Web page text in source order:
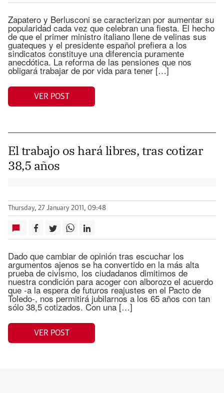
Zapatero y Berlusconi se caracterizan por aumentar su
popularidad cada vez que celebran una fiesta. El hecho
de que el primer ministro italiano llene de velinas sus
guateques y el presidente español prefiera a los
sindicatos constituye una diferencia puramente
anecdótica. La reforma de las pensiones que nos
obligará trabajar de por vida para tener […]
VER POST
El trabajo os hará libres, tras cotizar
38,5 años
Thursday, 27 January 2011, 09:48
Dado que cambiar de opinión tras escuchar los
argumentos ajenos se ha convertido en la más alta
prueba de civismo, los ciudadanos dimitimos de
nuestra condición para acoger con alborozo el acuerdo
que -a la espera de futuros reajustes en el Pacto de
Toledo-, nos permitirá jubilarnos a los 65 años con tan
sólo 38,5 cotizados. Con una […]
VER POST